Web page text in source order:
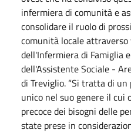
infermiera di comunità e
consolidare il ruolo di
comunità locale
dell'Infermiera di Famiglia
dell'Assistente Sociale -
di Treviglio. “Si tratta di
unico nel suo genere il cui
precoce dei bisogni delle
state prese in